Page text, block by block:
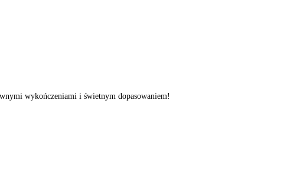
wykończeniami i świetnym dopasowaniem!